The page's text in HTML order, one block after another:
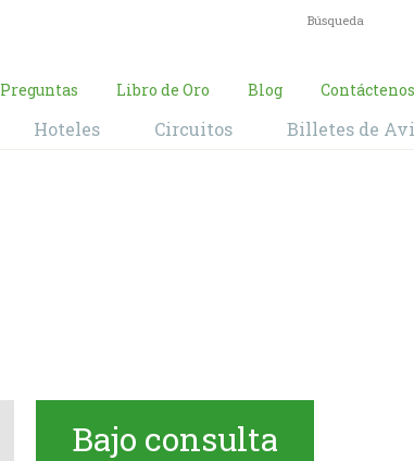
Preguntas Libro de Oro Blog Contáctenos
Hoteles Circuitos Billetes de
Bajo consulta